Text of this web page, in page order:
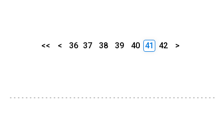
<< < 36 37 38 39 40 41 42 >